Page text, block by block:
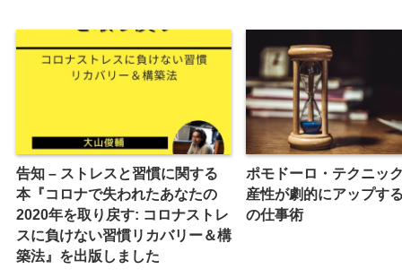
告知 – ストレスと習慣に関する
本『コロナで失われたあなたの
2020年を取り戻す: コロナストレ
スに負けない習慣リカバリー＆構
築法』を出版しました
ポモドーロ・テクニッ
産性が劇的にアップす
の仕事術